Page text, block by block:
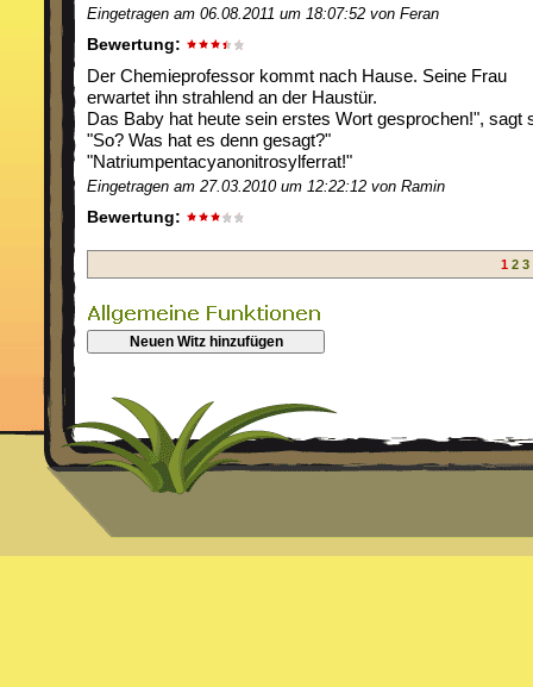
Eingetragen am 06.08.2011 um 18:07:52 von Feran
Bewertung:
Der Chemieprofessor kommt nach Hause. Seine Frau
erwartet ihn strahlend an der Haustür.
Das Baby hat heute sein erstes Wort gesprochen!", sagt
"So? Was hat es denn gesagt?"
"Natriumpentacyanonitrosylferrat!"
Eingetragen am 27.03.2010 um 12:22:12 von Ramin
Bewertung:
1 2 3
Neuen Witz hinzufügen